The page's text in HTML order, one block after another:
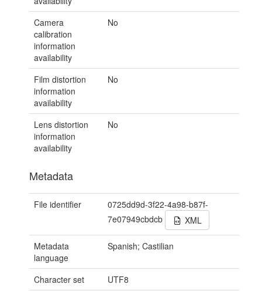
Camera
calibration
information
availability
No
Film distortion
information
availability
No
Lens distortion
information
availability
No
Metadata
File identifier
0725dd9d-3f22-4a98-b87f-
7e07949cbdcb
XML
Metadata
language
Spanish; Castilian
Character set
UTF8